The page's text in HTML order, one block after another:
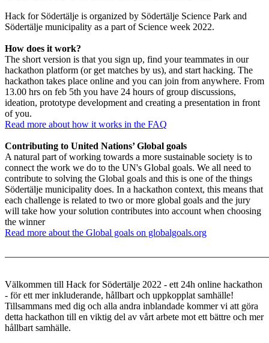
Hack for Södertälje is organized by Södertälje Science Park and
Södertälje municipality as a part of Science week 2022.
How does it work?
The short version is that you sign up, find your teammates in our
hackathon platform (or get matches by us), and start hacking. The
hackathon takes place online and you can join from anywhere. From
13.00 hrs on feb 5th you have 24 hours of group discussions,
ideation, prototype development and creating a presentation in front
of you.
Read more about how it works in the FAQ
Contributing to United Nations’ Global goals
A natural part of working towards a more sustainable society is to
connect the work we do to the UN's Global goals. We all need to
contribute to solving the Global goals and this is one of the things
Södertälje municipality does. In a hackathon context, this means that
each challenge is related to two or more global goals and the jury
will take how your solution contributes into account when choosing
the winner
Read more about the Global goals on globalgoals.org
Välkommen till Hack for Södertälje 2022 - ett 24h online hackathon
- för ett mer inkluderande, hållbart och uppkopplat samhälle!
Tillsammans med dig och alla andra inblandade kommer vi att göra
detta hackathon till en viktig del av vårt arbete mot ett bättre och mer
hållbart samhälle.